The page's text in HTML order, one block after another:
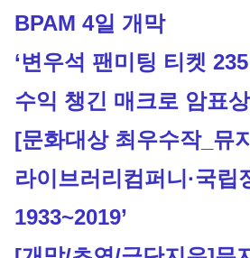
BPAM 4일 개막
‘변우석 팬미팅 티켓
수익 챙긴 매크로 암표상
[문화대상 최우수작_뮤
라이브러리컴퍼니·국립
1933~2019’